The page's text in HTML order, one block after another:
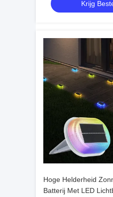
Krijg
Hoge Helderheid
Batterij Met LED